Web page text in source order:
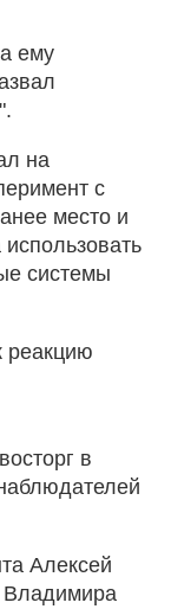
ему
на
с
место и
системы
реакцию
в
Алексей
Владимира